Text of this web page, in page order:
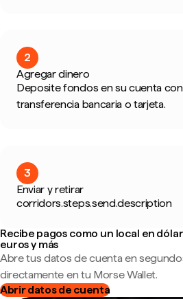
2
Agregar dinero
Deposite fondos en su cuenta con
transferencia bancaria o tarjeta.
3
Enviar y retirar
corridors.steps.send.description
Recibe pagos como un local en
euros y más
Abre tus datos de cuenta en
directamente en tu Morse Wallet.
Abrir datos de cuenta